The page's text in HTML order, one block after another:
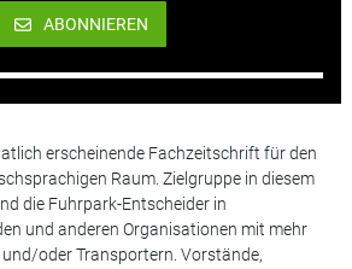
ABONNIEREN
erscheinende Fachzeitschrift für den
Raum. Zielgruppe in diesem
die Fuhrpark-Entscheider in
und anderen Organisationen mit mehr
oder Transportern. Vorstände,